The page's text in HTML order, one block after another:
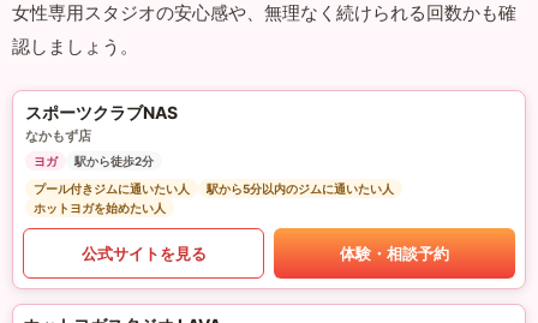
女性専用スタジオの安心感や、無理なく続けられる回数かも確
認しましょう。
スポーツクラブNAS
なかもず店
ヨガ
駅から徒歩2分
プール付きジムに通いたい人
駅から5分以内のジムに通いたい人
ホットヨガを始めたい人
公式サイトを見る 体験・相談予約